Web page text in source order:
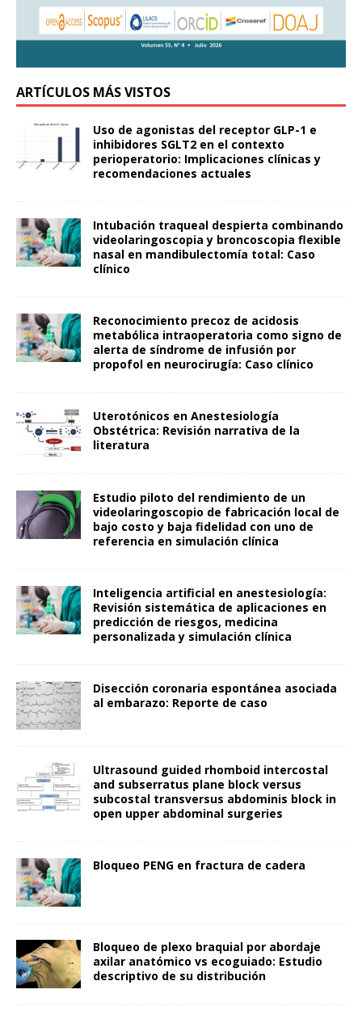
ARTÍCULOS MÁS VISTOS
Uso de agonistas del receptor GLP-1 e
inhibidores SGLT2 en el contexto
perioperatorio: Implicaciones clínicas y
recomendaciones actuales
Intubación traqueal despierta combinando
videolaringoscopia y broncoscopia flexible
nasal en mandibulectomía total: Caso
clínico
Reconocimiento precoz de acidosis
metabólica intraoperatoria como signo de
alerta de síndrome de infusión por
propofol en neurocirugía: Caso clínico
Uterotónicos en Anestesiología
Obstétrica: Revisión narrativa de la
literatura
Estudio piloto del rendimiento de un
videolaringoscopio de fabricación local de
bajo costo y baja fidelidad con uno de
referencia en simulación clínica
Inteligencia artificial en anestesiología:
Revisión sistemática de aplicaciones en
predicción de riesgos, medicina
personalizada y simulación clínica
Disección coronaria espontánea asociada
al embarazo: Reporte de caso
Ultrasound guided rhomboid intercostal
and subserratus plane block versus
subcostal transversus abdominis block in
open upper abdominal surgeries
Bloqueo PENG en fractura de cadera
Bloqueo de plexo braquial por abordaje
axilar anatómico vs ecoguiado: Estudio
descriptivo de su distribución